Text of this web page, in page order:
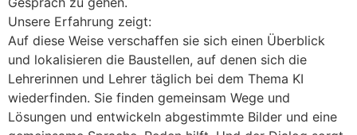
Unsere Erfahrung zeigt:
Auf diese Weise verschaffen sie sich einen Überblick
und lokalisieren die Baustellen, auf denen sich die
Lehrerinnen und Lehrer täglich bei dem Thema KI
wiederfinden. Sie finden gemeinsam Wege und
Lösungen und entwickeln abgestimmte Bilder und eine